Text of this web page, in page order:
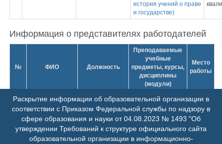
история учений о праве
и государстве)
Информация о представителях работодателей
№ ФИО Должность
Преподаваемые
учебные
предметы, курсы,
дисциплины
(модули)
Место
работы
1
Гараева Гелюса
зам.декана
Каюмова Диана
Фердинандовна
профессор
Показать
Мустафина
декан
Раскрытие информации об образовательной организации в
соответствии с Приказом Федеральной службы по надзору в
сфере образования и науки от 04.08.2023 № 1493 "Об
утверждении Требований к структуре официального сайта
образовательной организации в информационно-